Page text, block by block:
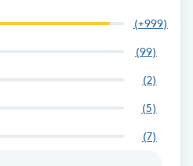
(+999)
(99)
(2)
(5)
(7)